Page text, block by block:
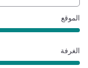
الموقع
الغرفة